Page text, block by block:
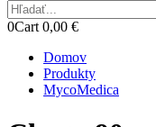
0Cart 0,00 €
Domov
Produkty
MycoMedica